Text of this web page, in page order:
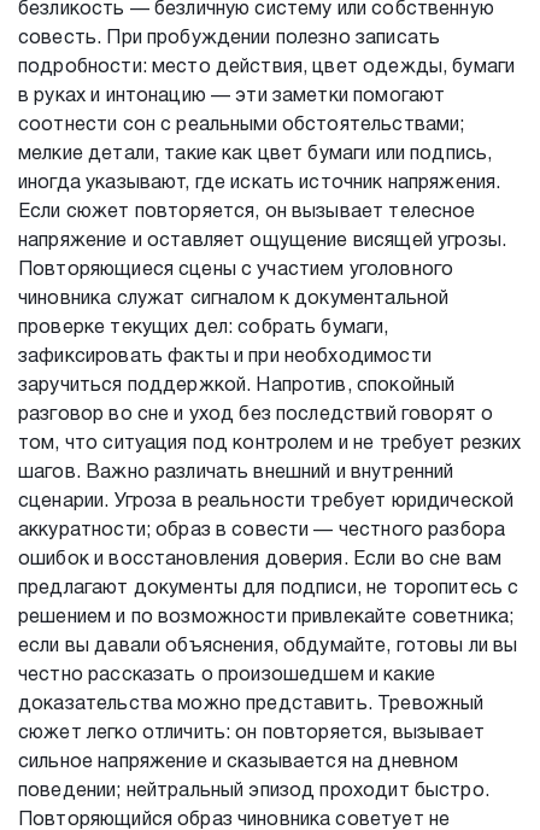
безликость — безличную систему или собственную
совесть. При пробуждении полезно записать
подробности: место действия, цвет одежды, бумаги
в руках и интонацию — эти заметки помогают
соотнести сон с реальными обстоятельствами;
мелкие детали, такие как цвет бумаги или подпись,
иногда указывают, где искать источник напряжения.
Если сюжет повторяется, он вызывает телесное
напряжение и оставляет ощущение висящей угрозы.
Повторяющиеся сцены с участием уголовного
чиновника служат сигналом к документальной
проверке текущих дел: собрать бумаги,
зафиксировать факты и при необходимости
заручиться поддержкой. Напротив, спокойный
разговор во сне и уход без последствий говорят о
том, что ситуация под контролем и не требует резких
шагов. Важно различать внешний и внутренний
сценарии. Угроза в реальности требует юридической
аккуратности; образ в совести — честного разбора
ошибок и восстановления доверия. Если во сне вам
предлагают документы для подписи, не торопитесь с
решением и по возможности привлекайте советника;
если вы давали объяснения, обдумайте, готовы ли вы
честно рассказать о произошедшем и какие
доказательства можно представить. Тревожный
сюжет легко отличить: он повторяется, вызывает
сильное напряжение и сказывается на дневном
поведении; нейтральный эпизод проходит быстро.
Повторяющийся образ чиновника советует не